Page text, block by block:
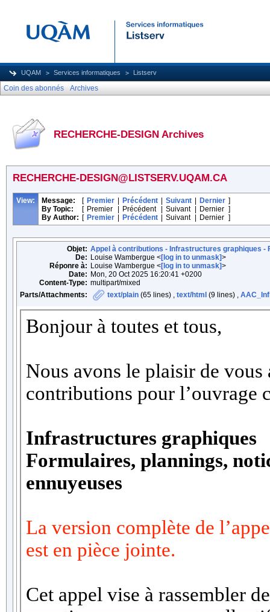
UQAM Services informatiques Listserv
Coin des abonnés Archives
RECHERCHE-DESIGN Archives
RECHERCHE-DESIGN@LISTSERV.UQAM.CA
View: Message: [ Premier Précédent Suivant Dernier ]
By Topic:
[ Premier Précédent Suivant Dernier ]
By Author: [ Premier Précédent Suivant Dernier ]
Objet: Appel à contributions - Infrastructures graphiques
De: Louise Wambergue <[log in to unmask]>
Réponre à: Louise Wambergue <[log in to unmask]>
Date: Mon, 20 Oct 2025 16:20:41 +0200
Content-Type: multipart/mixed
Parts/Attachments:
text/plain (65 lines) , text/html (9 lines) ,